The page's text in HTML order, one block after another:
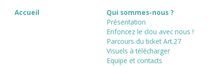
Accueil
Qui sommes-nous ?
Présentation
Enfoncez le clou avec nous !
Parcours du ticket Art.27
Visuels à télécharger
Equipe et contacts